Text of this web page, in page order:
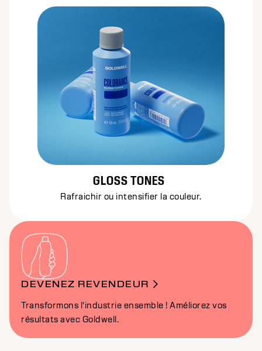
GLOSS TONES
Rafraichir ou intensifier la couleur.
DEVENEZ REVENDEUR
Transformons l'industrie ensemble ! Améliorez vos
résultats avec Goldwell.